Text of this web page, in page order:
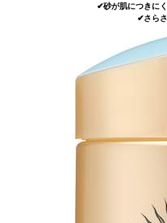
✔︎砂が肌につきに
✔︎さら